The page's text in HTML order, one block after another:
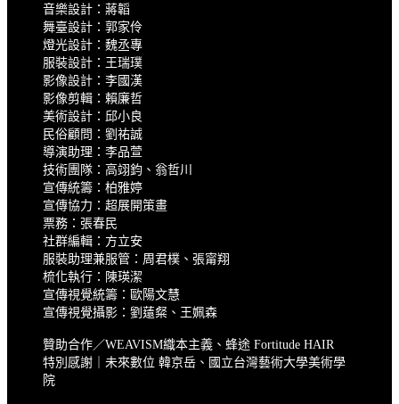
音樂設計：蔣韜
舞臺設計：郭家伶
燈光設計：魏丞專
服裝設計：王瑞璞
影像設計：李國漢
影像剪輯：賴廉哲
美術設計：邱小良
民俗顧問：劉祐誠
導演助理：李品萱
技術團隊：高翊鈞、翁哲川
宣傳統籌：柏雅婷
宣傳協力：超展開策畫
票務：張春民
社群編輯：方立安
服裝助理兼服管：周君樸、張甯翔
梳化執行：陳瑛潔
宣傳視覺統籌：歐陽文慧
宣傳視覺攝影：劉薳粲、王姵森
贊助合作／WEAVISM織本主義、蜂途 Fortitude HAIR
特別感謝｜未來數位 韓京岳、國立台灣藝術大學美術學
院